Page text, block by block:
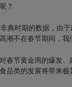
？
典时期的数据，由
潮不在春节期间，
春节黄金周的爆发
品类的发展将带来极